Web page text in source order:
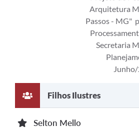
Arquitetura
Passos - MG"
Secretaria
Filhos Ilustres
Selton Mello